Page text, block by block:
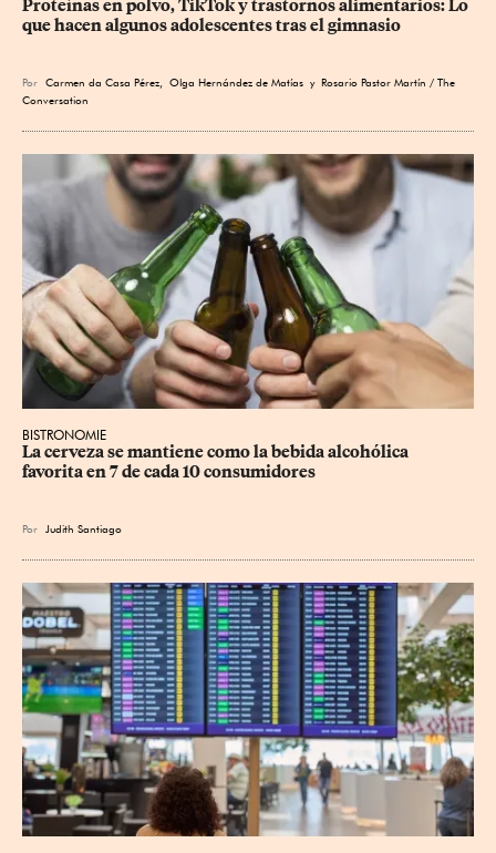
Proteínas en polvo, TikTok y trastornos alimentarios: Lo
que hacen algunos adolescentes tras el gimnasio
Por Carmen da Casa Pérez, Olga Hernández de Matías y Rosario Pastor Martín / The
Conversation
BISTRONOMIE
La cerveza se mantiene como la bebida alcohólica
favorita en 7 de cada 10 consumidores
Por Judith Santiago